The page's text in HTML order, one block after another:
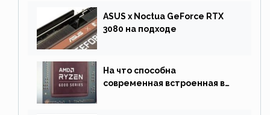
ASUS x Noctua GeForce RTX
3080 на подходе
На что способна
современная встроенная в